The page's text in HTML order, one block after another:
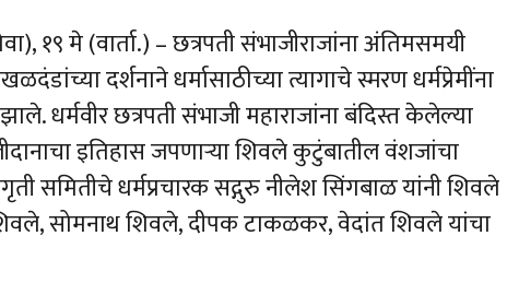
१९ मे (वार्ता.) – छत्रपती संभाजीराजांना अंतिमसमयी
दर्शनाने धर्मासाठीच्या त्यागाचे स्मरण धर्मप्रेमींना
झाले. धर्मवीर छत्रपती संभाजी महाराजांना बंदिस्त केलेल्या
इतिहास जपणार्‍या शिवले कुटुंबातील वंशजांचा
समितीचे धर्मप्रचारक सद्गुरु नीलेश सिंगबाळ यांनी शिवले
सोमनाथ शिवले, दीपक टाकळकर, वेदांत शिवले यांचा